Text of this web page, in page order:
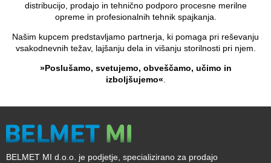
distribucijo, prodajo in tehnično podporo procesne merilne
opreme in profesionalnih tehnik spajkanja.
Našim kupcem predstavljamo partnerja, ki pomaga pri reševanju
vsakodnevnih težav, lajšanju dela in višanju storilnosti pri njem.
»Poslušamo, svetujemo, obveščamo, učimo in
izboljšujemo«
BELMET MI d.o.o. je podjetje, specializirano za prodajo